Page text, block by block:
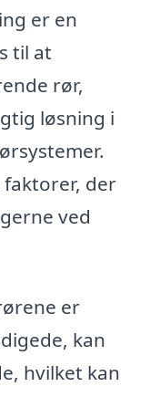
er en
til at
rør,
løsning i
faktorer, der
ved
er
kan
hvilket kan